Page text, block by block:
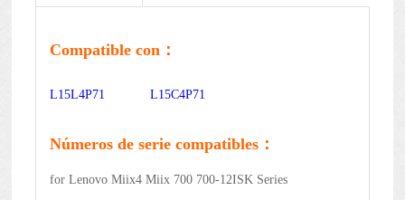
Compatible con：
L15L4P71 L15C4P71
Números de serie compatibles：
for Lenovo Miix4 Miix 700 700-12ISK Series